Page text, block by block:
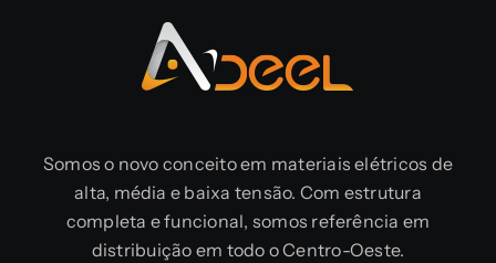
Somos o novo conceito em materiais elétricos de
alta, média e baixa tensão. Com estrutura
completa e funcional, somos referência em
distribuição em todo o Centro-Oeste.